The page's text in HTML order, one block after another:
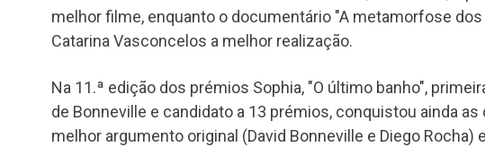
melhor filme, enquanto o documentário "A metamorfose
Catarina Vasconcelos a melhor realização.
Na 11.ª edição dos prémios Sophia, "O último banho",
de Bonneville e candidato a 13 prémios, conquistou ainda as
melhor argumento original (David Bonneville e Diego Rocha)